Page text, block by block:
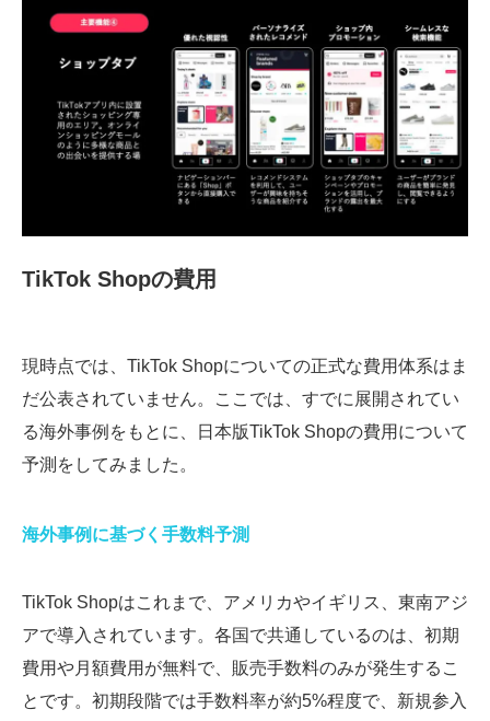
TikTok Shopの費用
現時点では、TikTok Shopについての正式な費用体系はま
だ公表されていません。ここでは、すでに展開されてい
る海外事例をもとに、日本版TikTok Shopの費用について
予測をしてみました。
海外事例に基づく手数料予測
TikTok Shopはこれまで、アメリカやイギリス、東南アジ
アで導入されています。各国で共通しているのは、初期
費用や月額費用が無料で、販売手数料のみが発生するこ
とです。初期段階では手数料率が約5%程度で、新規参入